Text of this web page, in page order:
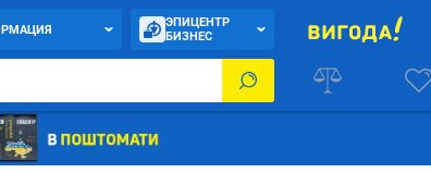
ЭПИЦЕНТР
БИЗНЕС